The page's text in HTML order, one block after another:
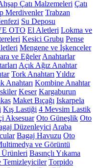
Çatı Malzemeleri Çatı
Merdivenler Trabzan
Su Deposu
OTO El Aletleri Lokma ve
Kesici Grubu Pense
Mengene ve İşkenceler
ve Eğeler Anahtarlar
Açık Ağız Anahtar
Tork Anahtarı Yıldız
Anahtarı Kombine Anahtar
Keser Kargaburun
Maket Bıçağı Iskarpela
Kış Lastiği 4 Mevsim Lastik
Aksesuar Oto Güneşlik Oto
Düzenleyici Araba
Bagaj Havuzu Oto
ve Görüntü
Ürünleri Basınçlı Yıkama
Temizleyiciler Torpido